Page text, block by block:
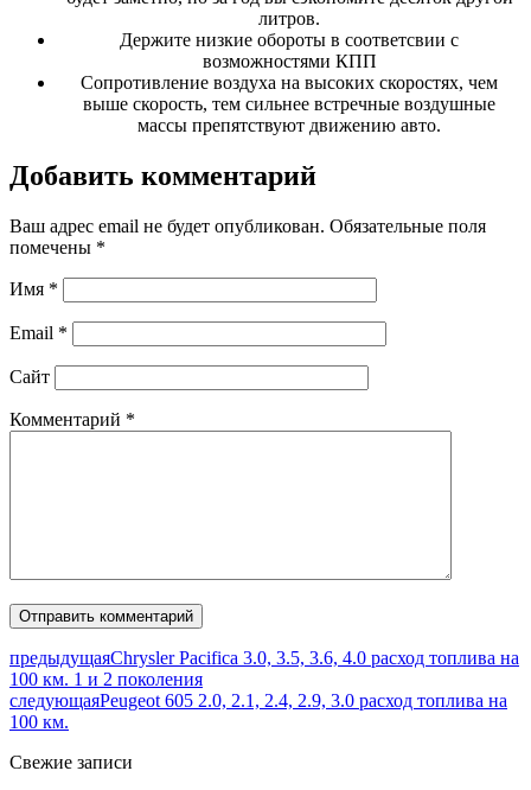
литров.
Держите низкие обороты в соответсвии с
возможностями КПП
Сопротивление воздуха на высоких скоростях, чем
выше скорость, тем сильнее встречные воздушные
массы препятствуют движению авто.
Добавить комментарий
Ваш адрес email не будет опубликован. Обязательные поля
помечены *
Имя *
Email *
Сайт
Комментарий *
предыдущаяChrysler Pacifica 3.0, 3.5, 3.6, 4.0 расход топлива на
100 км. 1 и 2 поколения
следующаяPeugeot 605 2.0, 2.1, 2.4, 2.9, 3.0 расход топлива на
100 км.
Свежие записи